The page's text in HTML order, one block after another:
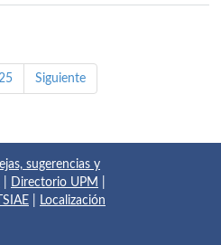
Siguiente
sugerencias y
Directorio UPM
Localización